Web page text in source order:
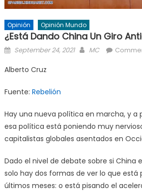
Opinión Opinión Mundo
¿Está Dando China Un Giro
Posted
September 24, 2021 Author
MC
Alberto Cruz
Fuente: Rebelión
Hay una nueva política en marcha, y a
esa política está poniendo muy
capitalistas globales asentados en
Dado el nivel de debate sobre si China
solo hay dos formas de ver lo que está
últimos meses: o está pisando el